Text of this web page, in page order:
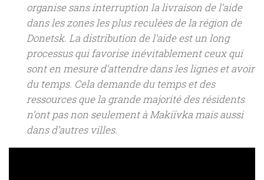
organise sans interruption la livraison de l’aide
dans les zones les plus reculées de la région de
Donetsk. La distribution de l’aide est un long
processus qui favorise inévitablement ceux qui
sont en mesure d’attendre dans les lignes et avoir
du temps. Cela demande du temps et des
ressources que la grande majorité des résidents
n’ont pas non seulement à Makiïvka mais aussi
dans d’autres villes.